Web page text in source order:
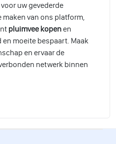
uw gevederde
van ons platform,
pluimvee kopen en
en moeite bespaart. Maak
en ervaar de
netwerk binnen